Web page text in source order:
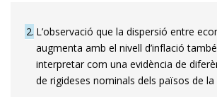
2 L’observació que la dispersió entre
augmenta amb el nivell d’inflació
interpretar com una evidència de
de rigideses nominals dels països de la